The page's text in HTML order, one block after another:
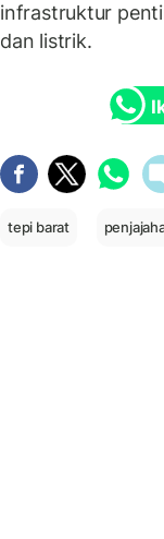
infrastruktur
dan listrik.
tepi barat